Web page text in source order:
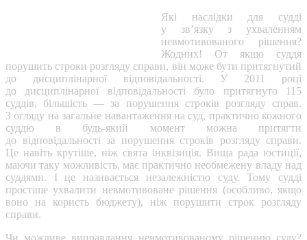
Які наслідки для судді
у зв’язку з ухваленням
невмотивованого рішення?
Жодних! От якщо суддя
порушить строки розгляду справи, він може бути притягнутий
до дисциплінарної відповідальності. У 2011 році
до дисциплінарної відповідальності було притягнуто 115
суддів, більшість — за порушення строків розгляду справ.
З огляду на загальне навантаження на суд, практично кожного
суддю в будь-який момент можна притягти
до відповідальності за порушення строків розгляду справи.
Це навіть крутіше, ніж свята інквізиція. Вища рада юстиції,
маючи таку можливість, має практично необмежену владу над
суддями. І це називається незалежністю суду. Тому судді
простіше ухвалити невмотивоване рішення (особливо, якщо
воно на користь бюджету), ніж порушити строк розгляду
справи.
Чи можливе виправдання невмотивованому рішенню суду?